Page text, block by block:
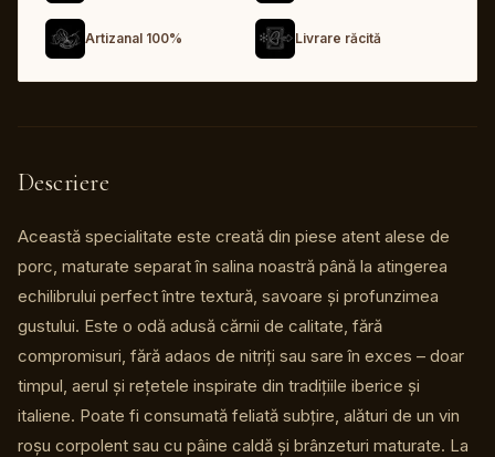
Artizanal 100% Livrare răcită
Descriere
Această specialitate este creată din piese atent alese de
porc, maturate separat în salina noastră până la atingerea
echilibrului perfect între textură, savoare și profunzimea
gustului. Este o odă adusă cărnii de calitate, fără
compromisuri, fără adaos de nitriți sau sare în exces – doar
timpul, aerul și rețetele inspirate din tradițiile iberice și
italiene. Poate fi consumată feliată subțire, alături de un vin
roșu corpolent sau cu pâine caldă și brânzeturi maturate. La